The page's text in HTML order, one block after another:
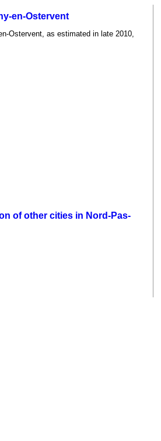
en-Ostervent
Ostervent, as estimated in late 2010,
of other cities in Nord-Pas-